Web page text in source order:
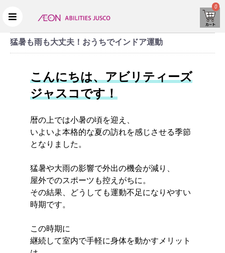
0
猛暑も雨も大丈夫！おうちでインドア運動
こんにちは、アビリティーズ
ジャスコです！
暦の上では小暑の頃を迎え、
いよいよ本格的な夏の訪れを感じさせる季節
となりました。
猛暑や大雨の影響で外出の機会が減り、
屋外でのスポーツも控えがちに。
その結果、どうしても運動不足になりやすい
時期です。
この時期に
継続して室内で手軽に身体を動かすメリット